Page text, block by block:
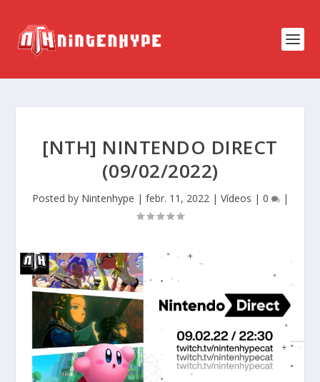
[NTH] NINTENDO DIRECT
(09/02/2022)
Posted by Nintenhype | febr. 11, 2022| Vídeos | 0 |